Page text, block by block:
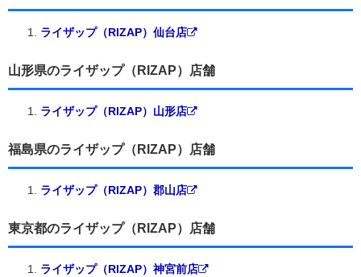
ライザップ（RIZAP）仙台店
山形県のライザップ（RIZAP）店舗
ライザップ（RIZAP）山形店
福島県のライザップ（RIZAP）店舗
ライザップ（RIZAP）郡山店
東京都のライザップ（RIZAP）店舗
ライザップ（RIZAP）神宮前店